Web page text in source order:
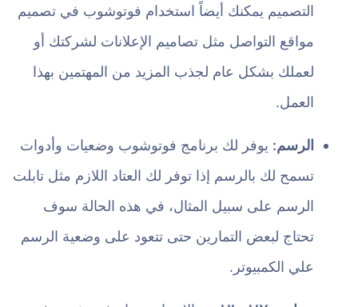
التصميم يمكنك أيضاً استخدام فوتوشوب في تصميم
مواقع التواصل مثل تصاميم الإعلانات لشركتك أو
لعملك بشكل عام لجذب المزيد من المهتمين بهذا
العمل.
الرسم: يوفر لك برنامج فوتوشوب وضعيات وأدوات
تسمح لك بالرسم إذا توفر لك العتاد اللازم مثل تابلت
الرسم على سبيل المثال، في هذه الحالة سوف
تحتاج لبعض التمارين حتى تتعود على وضعية الرسم
علي الكمبيوتر.